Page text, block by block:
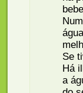
Se
Há
a